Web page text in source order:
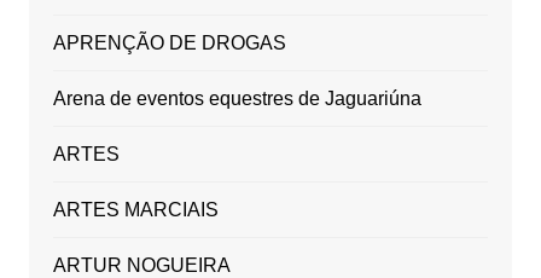
APRENÇÃO DE DROGAS
Arena de eventos equestres de Jaguariúna
ARTES
ARTES MARCIAIS
ARTUR NOGUEIRA